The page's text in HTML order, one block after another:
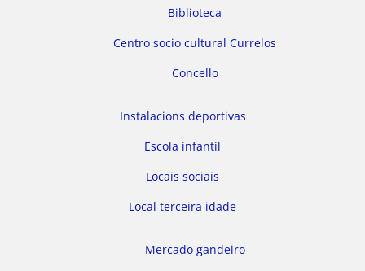
Biblioteca
Centro socio cultural Currelos
Concello
Instalacions deportivas
Escola infantil
Locais sociais
Local terceira idade
Mercado gandeiro